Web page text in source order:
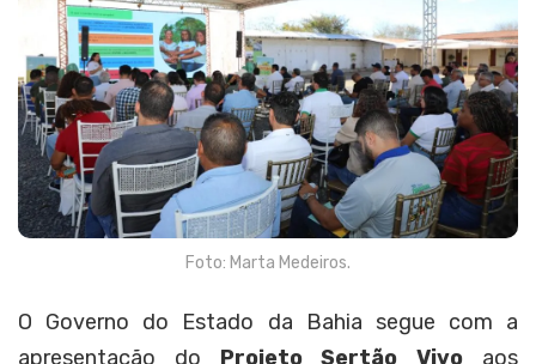
Foto: Marta Medeiros.
O Governo do Estado da Bahia segue com a
apresentação do Projeto Sertão Vivo aos